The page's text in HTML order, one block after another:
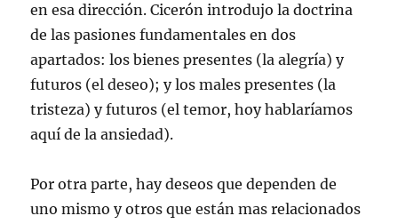
en esa dirección. Cicerón introdujo la doctrina
de las pasiones fundamentales en dos
apartados: los bienes presentes (la alegría) y
futuros (el deseo); y los males presentes (la
tristeza) y futuros (el temor, hoy hablaríamos
aquí de la ansiedad).
Por otra parte, hay deseos que dependen de
uno mismo y otros que están mas relacionados